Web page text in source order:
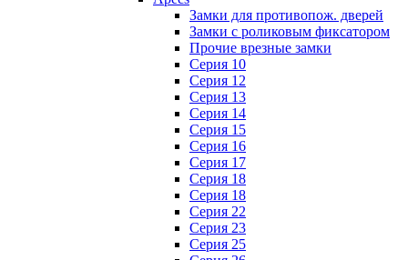
Замки для противопож. дверей
Замки с роликовым фиксатором
Прочие врезные замки
Серия 10
Серия 12
Серия 13
Серия 14
Серия 15
Серия 16
Серия 17
Серия 18
Серия 18
Серия 22
Серия 23
Серия 25